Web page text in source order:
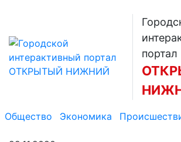
портал
Общество Экономика